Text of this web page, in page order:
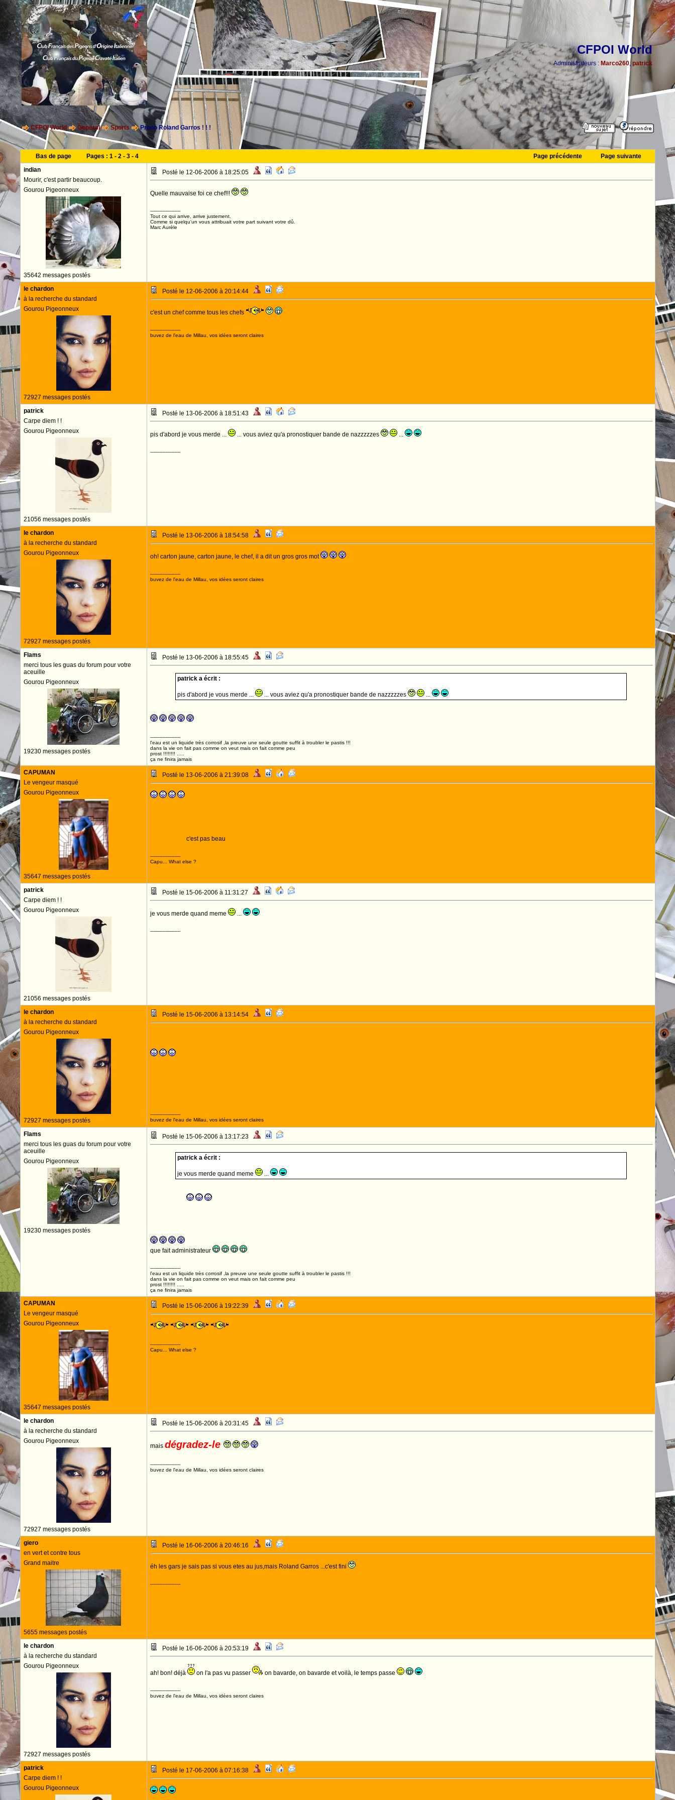
CFPOI World
Administrateurs : Marco260, patrick
CFPOI World General Sports Prono Roland Garros ! ! !
Bas de page Pages : 1- 2- 3- 4 Page précédente
Page suivante
indian
Mourir, c'est partir beaucoup.
Gourou Pigeonneux
35642 messages postés
Posté le 12-06-2006 à 18:25:05
Quelle mauvaise foi ce chef!!!
--------------------
Tout ce qui arrive, arrive justement.
Comme si quelqu'un vous attribuait votre part suivant votre dû.
Marc Aurèle
le chardon
à la recherche du standard
Gourou Pigeonneux
72927 messages postés
Posté le 12-06-2006 à 20:14:44
c'est un chef comme tous les chefs
--------------------
buvez de l'eau de Millau, vos idées seront claires
patrick
Carpe diem ! !
Gourou Pigeonneux
21056 messages postés
Posté le 13-06-2006 à 18:51:43
pis d'abord je vous merde ... ... vous aviez qu'a pronostiquer bande de nazzzzzes ...
--------------------
le chardon
à la recherche du standard
Gourou Pigeonneux
72927 messages postés
Posté le 13-06-2006 à 18:54:58
oh! carton jaune, carton jaune, le chef, il a dit un gros gros mot
--------------------
buvez de l'eau de Millau, vos idées seront claires
Flams
merci tous les guas du forum pour votre
aceuille
Gourou Pigeonneux
19230 messages postés
Posté le 13-06-2006 à 18:55:45
patrick a écrit :
pis d'abord je vous merde ... ... vous aviez qu'a pronostiquer bande de nazzzzzes ...
--------------------
l'eau est un liquide très corrosif ,la preuve une seule goutte suffit à troubler le pastis !!!
dans la vie on fait pas comme on veut mais on fait comme peu
prost !!!!!!!! .....
ça ne finira jamais
CAPUMAN
Le vengeur masqué
Gourou Pigeonneux
35647 messages postés
Posté le 13-06-2006 à 21:39:08
c'est pas beau
--------------------
Capu... What else ?
patrick
Carpe diem ! !
Gourou Pigeonneux
21056 messages postés
Posté le 15-06-2006 à 11:31:27
je vous merde quand meme ...
--------------------
le chardon
à la recherche du standard
Gourou Pigeonneux
72927 messages postés
Posté le 15-06-2006 à 13:14:54
--------------------
buvez de l'eau de Millau, vos idées seront claires
Flams
merci tous les guas du forum pour votre
aceuille
Gourou Pigeonneux
19230 messages postés
Posté le 15-06-2006 à 13:17:23
patrick a écrit :
je vous merde quand meme ...
que fait administrateur
--------------------
l'eau est un liquide très corrosif ,la preuve une seule goutte suffit à troubler le pastis !!!
dans la vie on fait pas comme on veut mais on fait comme peu
prost !!!!!!!! .....
ça ne finira jamais
CAPUMAN
Le vengeur masqué
Gourou Pigeonneux
35647 messages postés
Posté le 15-06-2006 à 19:22:39
--------------------
Capu... What else ?
le chardon
à la recherche du standard
Gourou Pigeonneux
72927 messages postés
Posté le 15-06-2006 à 20:31:45
mais dégradez-le
--------------------
buvez de l'eau de Millau, vos idées seront claires
giero
en vert et contre tous
Grand maitre
5655 messages postés
Posté le 16-06-2006 à 20:46:16
éh les gars je sais pas si vous etes au jus,mais Roland Garros ...c'est fini
--------------------
le chardon
à la recherche du standard
Gourou Pigeonneux
72927 messages postés
Posté le 16-06-2006 à 20:53:19
ah! bon! déjà on l'a pas vu passer on bavarde, on bavarde et voilà, le temps passe
--------------------
buvez de l'eau de Millau, vos idées seront claires
patrick
Carpe diem ! !
Gourou Pigeonneux
Posté le 17-06-2006 à 07:16:38